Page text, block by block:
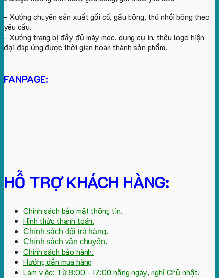
- Xưởng chuyên sản xuất gối cổ, gấu bông, thú nhồi bông theo
yêu cầu.
- Xưởng trang bị đầy đủ máy móc, dụng cụ in, thêu logo hiện
đại đáp ứng được thời gian hoàn thành sản phẩm.
FANPAGE:
HỖ TRỢ KHÁCH HÀNG:
Chính sách bảo mật thông tin.
Hình thức thanh toán.
Chính sách đổi trả hàng.
Chính sách vận chuyển.
Chính sách bảo hành.
Hướng dẫn mua hàng
Làm việc: Từ 8:00 - 17:00 hằng ngày, nghỉ Chủ nhật.